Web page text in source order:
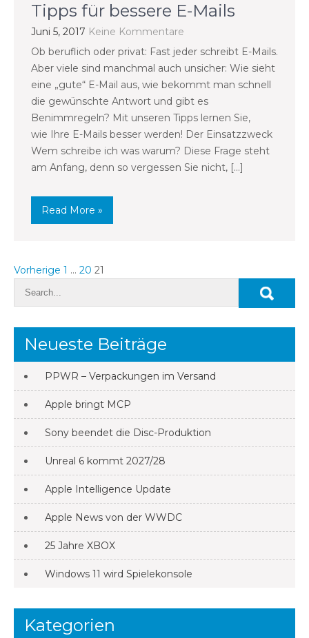
Tipps für bessere E-Mails
Juni 5, 2017 Keine Kommentare
Ob beruflich oder privat: Fast jeder schreibt E-Mails.
Aber viele sind manchmal auch unsicher: Wie sieht
eine „gute“ E-Mail aus, wie bekommt man schnell
die gewünschte Antwort und gibt es
Benimmregeln? Mit unseren Tipps lernen Sie,
wie Ihre E-Mails besser werden! Der Einsatzzweck
Wem schreibe ich was warum? Diese Frage steht
am Anfang, denn so vergessen Sie nicht, […]
Read More »
Seitennummerierung
der
Beiträge
Vorherige 1 … 20 21
Neueste Beiträge
PPWR – Verpackungen im Versand
Apple bringt MCP
Sony beendet die Disc-Produktion
Unreal 6 kommt 2027/28
Apple Intelligence Update
Apple News von der WWDC
25 Jahre XBOX
Windows 11 wird Spielekonsole
Kategorien